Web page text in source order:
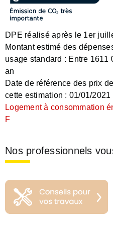
DPE réalisé après le 1er
Montant estimé des
usage standard : Entre 1611
an
Date de référence des prix
cette estimation : 01/01/2021
Logement à consommation
F
Nos professionnels